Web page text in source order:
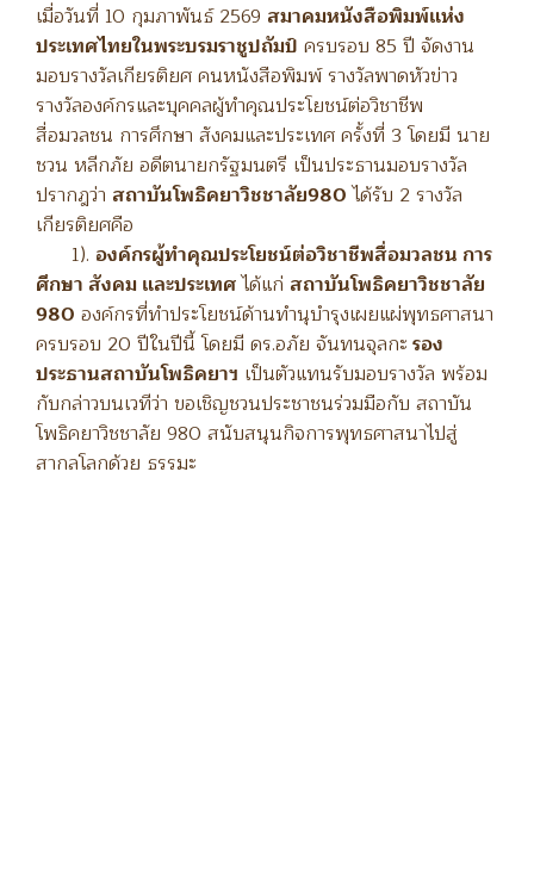
เมื่อวันที่ 10 กุมภาพันธ์ 2569 สมาคมหนังสือพิมพ์แห่ง
ประเทศไทยในพระบรมราชูปถัมป์ ครบรอบ 85 ปี จัดงาน
มอบรางวัลเกียรติยศ คนหนังสือพิมพ์ รางวัลพาดหัวข่าว
รางวัลองค์กรและบุคคลผู้ทำคุณประโยชน์ต่อวิชาชีพ
สื่อมวลชน การศึกษา สังคมและประเทศ ครั้งที่ 3 โดยมี นาย
ชวน หลีกภัย อดีตนายกรัฐมนตรี เป็นประธานมอบรางวัล
ปรากฎว่า สถาบันโพธิคยาวิชชาลัย980ได้รับ 2 รางวัล
เกียรติยศคือ
1). องค์กรผู้ทำคุณประโยชน์ต่อวิชาชีพสื่อมวลชน การ
ศึกษา สังคม และประเทศได้แก่ สถาบันโพธิคยาวิชชาลัย
980 องค์กรที่ทำประโยชน์ด้านทำนุบำรุงเผยแผ่พุทธศาสนา
ครบรอบ 20 ปีในปีนี้ โดยมี ดร.อภัย จันทนจุลกะรอง
ประธานสถาบันโพธิคยาฯ เป็นตัวแทนรับมอบรางวัล พร้อม
กับกล่าวบนเวทีว่า ขอเชิญชวนประชาชนร่วมมือกับ สถาบัน
โพธิคยาวิชชาลัย 980 สนับสนุนกิจการพุทธศาสนาไปสู่
สากลโลกด้วย ธรรมะ